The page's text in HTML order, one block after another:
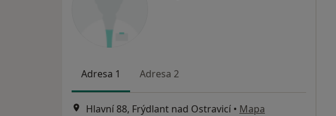
Adresa 1 Adresa 2
Hlavní 88, Frýdlant nad Ostravicí • Mapa